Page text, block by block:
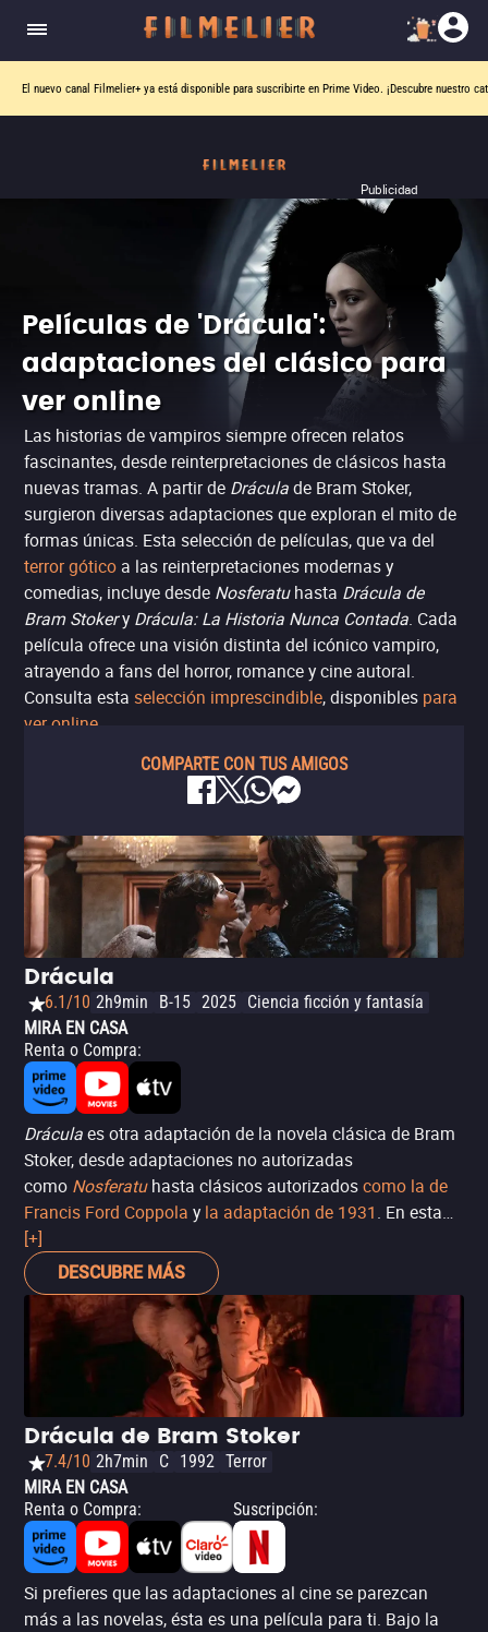
El nuevo canal Filmelier+ ya está disponible para suscribirte en Prime Video. ¡Descubre nuestro
Publicidad
Películas de 'Drácula':
adaptaciones del clásico para
ver online
Las historias de vampiros siempre ofrecen relatos
fascinantes, desde reinterpretaciones de clásicos hasta
nuevas tramas. A partir de Dráculade Bram Stoker,
surgieron diversas adaptaciones que exploran el mito de
formas únicas. Esta selección de películas, que va del
terror gótico a las reinterpretaciones modernas y
comedias, incluye desde Nosferatuhasta Drácula de
Bram Stokery Drácula: La Historia Nunca Contada. Cada
película ofrece una visión distinta del icónico vampiro,
atrayendo a fans del horror, romance y cine autoral.
Consulta esta selección imprescindible, disponibles para
ver online
COMPARTE CON TUS AMIGOS
Drácula
6.1/10 2h9min B-15 2025 Ciencia ficción y fantasía
MIRA EN CASA
Renta o Compra:
Dráculaes otra adaptación de la novela clásica de Bram
Stoker, desde adaptaciones no autorizadas
como Nosferatuhasta clásicos autorizadoscomo la de
Francis Ford Coppola y la adaptación de 1931. En esta
versión, el cineasta francés Luc Besson (El quinto
elemento) intenta insuflar nueva vida a la historia
centrándose principalmente en el lado más romántico del
vampiro, interpretado de forma exagerada y funcional por
Caleb Landry Jones. Es una película divertida, con
especial atención al detalle en el vestuario y el diseño de
producción, que sumerge al espectador en la historia.
Perfecta para quienes aman el libro de Stoker y nunca se
cansan de ver diferentes versiones, recordando que
Nosferatu de Robert Eggers ya se centra más en este
tema. Esencialmente,
Dráculaes más un reciclaje de
ideas que algo verdaderamente nuevo y creativo.
Después de todo, casi 100 años después del estreno del
primer largometraje, la pregunta sigue siendo si hay algo
nuevo que aprender de esta historia.
[+]
DESCUBRE MÁS
Drácula de Bram Stoker
7.4/10 2h7min C 1992 Terror
MIRA EN CASA
Renta o Compra: Suscripción:
Si prefieres que las adaptaciones al cine se parezcan
más a las novelas, ésta es una película para ti. Bajo la